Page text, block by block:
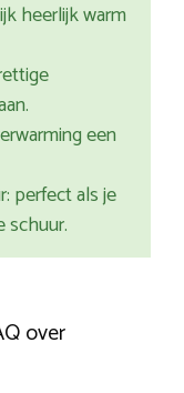
heerlijk warm
een
perfect als je
schuur.
over